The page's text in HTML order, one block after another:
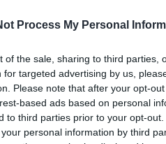
Process My Personal
of the sale, sharing to third parties,
for targeted advertising by us,
Please note that after your opt-
based ads based on personal
to third parties prior to your opt-
personal information by third
legyen. A Cofidis
adnak a tudatos
a pénzügyeinket. Amikor
sokkal könnyebb tervezni.